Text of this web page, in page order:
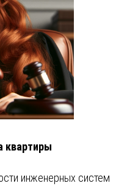
квартиры
инженерных систем